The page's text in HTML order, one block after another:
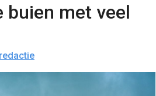
buien met veel
redactie